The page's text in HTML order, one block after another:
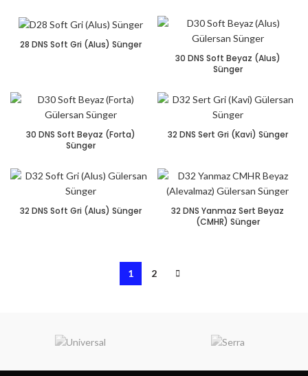
28 DNS Soft Gri (Alus) Sünger
30 DNS Soft Beyaz (Alus)
Sünger
30 DNS Soft Beyaz (Forta)
Sünger
32 DNS Sert Gri (Kavi) Sünger
32 DNS Soft Gri (Alus) Sünger
32 DNS Yanmaz Sert Beyaz
(CMHR) Sünger
1 2